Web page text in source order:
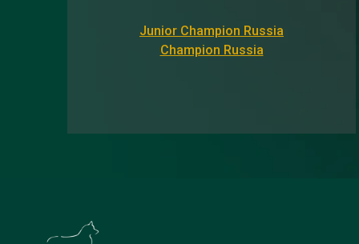
Junior Champion Russia
Champion Russia